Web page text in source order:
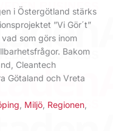
i Östergötland stärks
”Vi Gör´t”
som görs inom
Bakom
Cleantech
Götaland och Vreta
Miljö Regionen